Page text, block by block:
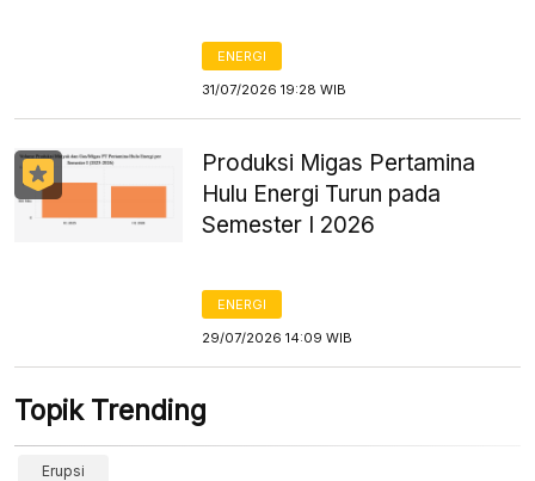
ENERGI
31/07/2026 19:28 WIB
Produksi Migas Pertamina
Hulu Energi Turun pada
Semester I 2026
ENERGI
29/07/2026 14:09 WIB
Topik Trending
Erupsi